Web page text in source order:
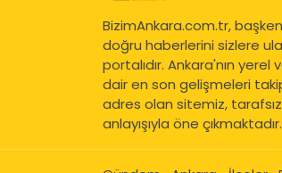
BizimAnkara.com.tr,
doğru haberlerini sizlere
portalıdır. Ankara'nın
dair en son gelişmeleri
adres olan sitemiz,
anlayışıyla öne çıkmaktadır.